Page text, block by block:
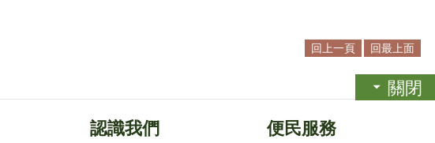
回上一頁 回最上面
關閉
認識我們 便民服務